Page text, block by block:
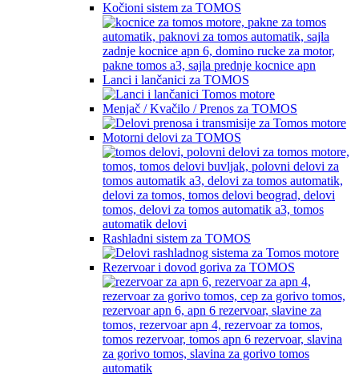
Kočioni sistem za TOMOS
Lanci i lančanici za TOMOS
Menjač / Kvačilo / Prenos za TOMOS
Motorni delovi za TOMOS
Rashladni sistem za TOMOS
Rezervoar i dovod goriva za TOMOS